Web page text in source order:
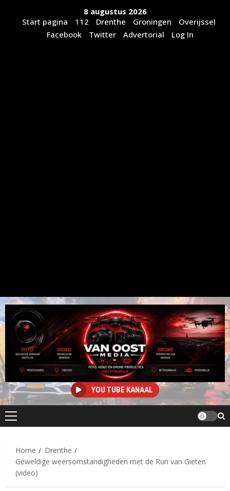
8 augustus 2026
Start pagina
112 Drenthe Groningen
Overijssel
Facebook
Twitter Advertorial Log In
YOU TUBE KANAAL
Primair
Home
Drenthe
Geweldige weersomstandigheden met de Run van Gieten
(video)